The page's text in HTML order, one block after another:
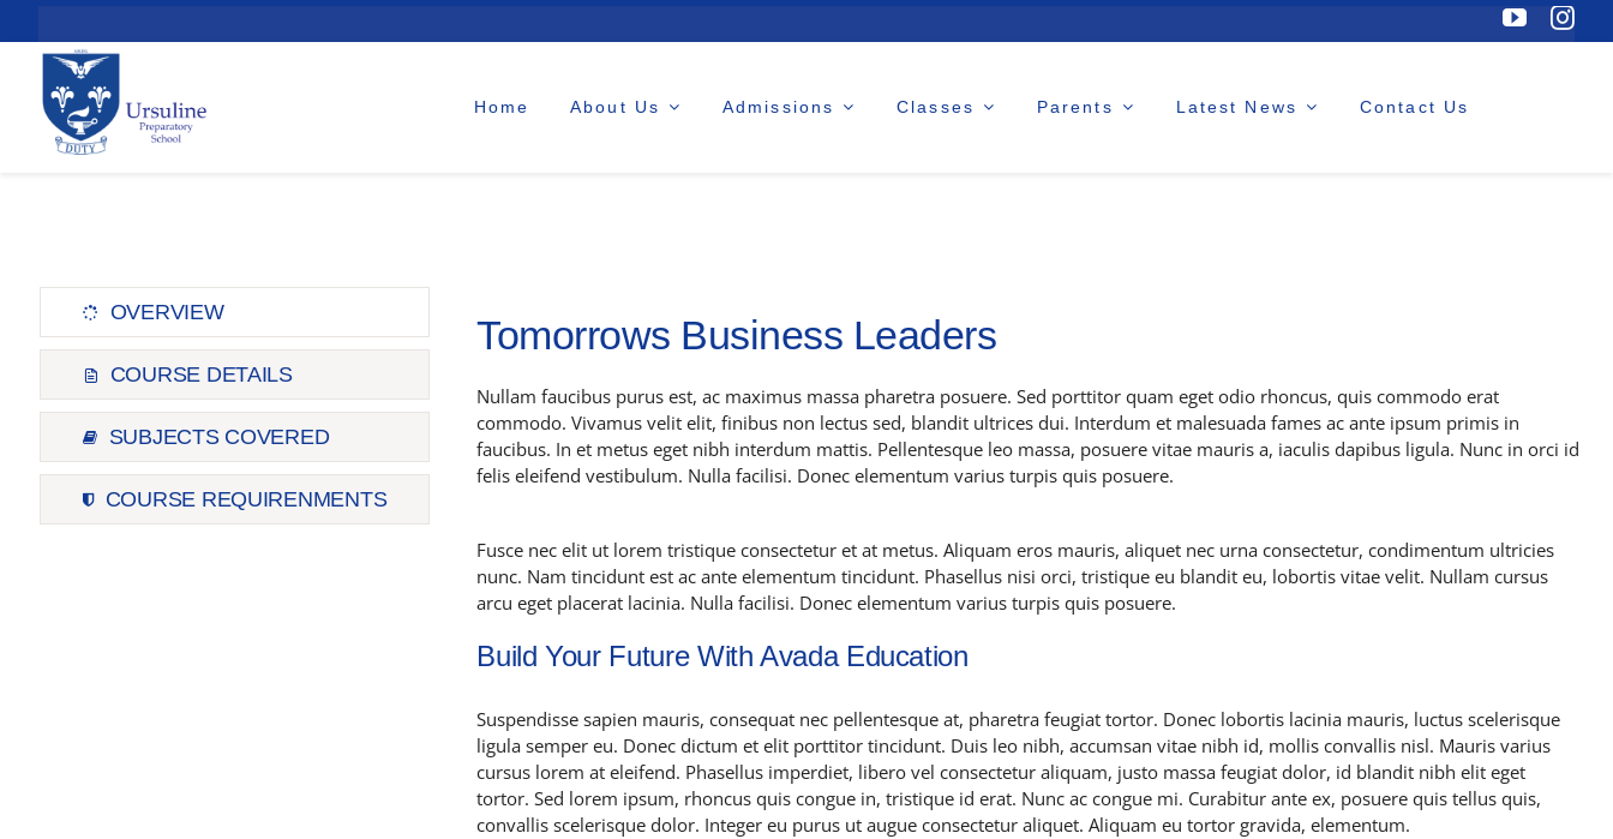
to
content
Home About Us Admissions Classes Parents Latest News Contact Us
OVERVIEW
COURSE DETAILS
SUBJECTS COVERED
COURSE REQUIRENMENTS
Tomorrows Business Leaders
Nullam faucibus purus est, ac maximus massa pharetra posuere. Sed porttitor quam eget odio rhoncus, quis commodo erat
commodo. Vivamus velit elit, finibus non lectus sed, blandit ultrices dui. Interdum et malesuada fames ac ante ipsum primis in
faucibus. In et metus eget nibh interdum mattis. Pellentesque leo massa, posuere vitae mauris a, iaculis dapibus ligula. Nunc in orci id
felis eleifend vestibulum. Nulla facilisi. Donec elementum varius turpis quis posuere.
Fusce nec elit ut lorem tristique consectetur et at metus. Aliquam eros mauris, aliquet nec urna consectetur, condimentum ultricies
nunc. Nam tincidunt est ac ante elementum tincidunt. Phasellus nisi orci, tristique eu blandit eu, lobortis vitae velit. Nullam cursus
arcu eget placerat lacinia. Nulla facilisi. Donec elementum varius turpis quis posuere.
Build Your Future With Avada Education
Suspendisse sapien mauris, consequat nec pellentesque at, pharetra feugiat tortor. Donec lobortis lacinia mauris, luctus scelerisque
ligula semper eu. Donec dictum et elit porttitor tincidunt. Duis leo nibh, accumsan vitae nibh id, mollis convallis nisl. Mauris varius
cursus lorem at eleifend. Phasellus imperdiet, libero vel consectetur aliquam, justo massa feugiat dolor, id blandit nibh elit eget
tortor. Sed lorem ipsum, rhoncus quis congue in, tristique id erat. Nunc ac congue mi. Curabitur ante ex, posuere quis tellus quis,
convallis scelerisque dolor. Integer eu purus ut augue consectetur aliquet. Aliquam eu tortor gravida, elementum.